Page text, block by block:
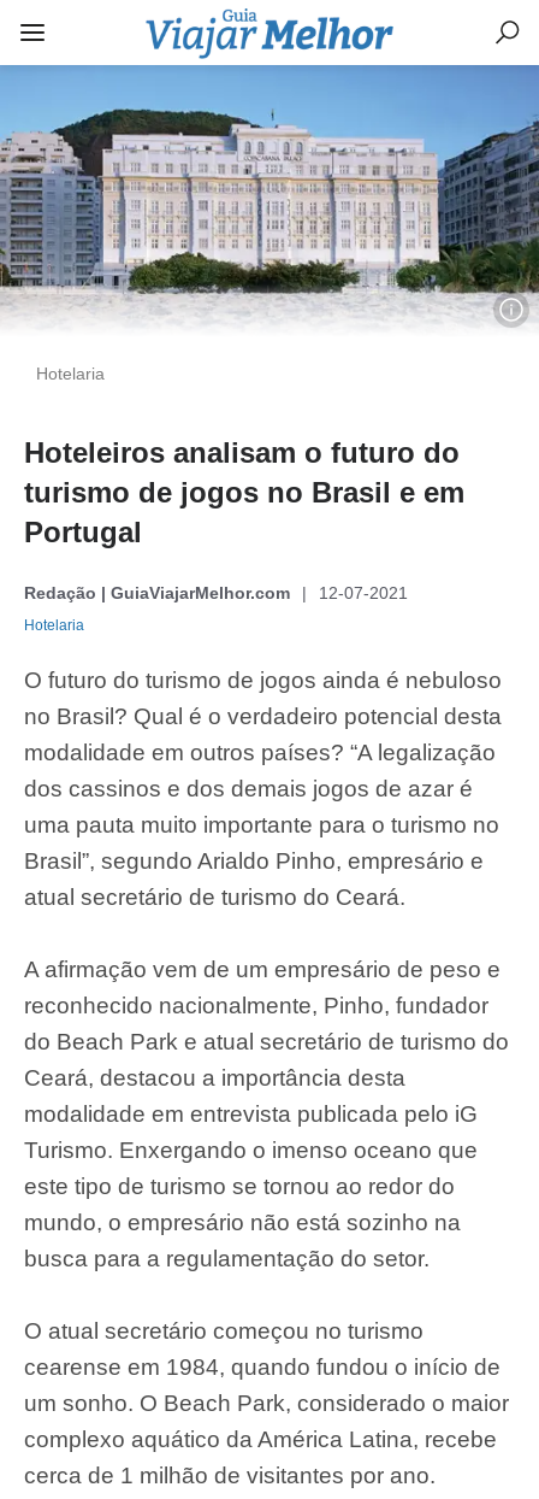
Hotelaria
Hoteleiros analisam o futuro do
turismo de jogos no Brasil e em
Portugal
Redação | GuiaViajarMelhor.com 12-07-2021
Hotelaria
O futuro do turismo de jogos ainda é nebuloso
no Brasil? Qual é o verdadeiro potencial desta
modalidade em outros países? “A legalização
dos cassinos e dos demais jogos de azar é
uma pauta muito importante para o turismo no
Brasil”, segundo Arialdo Pinho, empresário e
atual secretário de turismo do Ceará.
A afirmação vem de um empresário de peso e
reconhecido nacionalmente, Pinho, fundador
do Beach Park e atual secretário de turismo do
Ceará, destacou a importância desta
modalidade em entrevista publicada pelo iG
Turismo. Enxergando o imenso oceano que
este tipo de turismo se tornou ao redor do
mundo, o empresário não está sozinho na
busca para a regulamentação do setor.
O atual secretário começou no turismo
cearense em 1984, quando fundou o início de
um sonho. O Beach Park, considerado o maior
complexo aquático da América Latina, recebe
cerca de 1 milhão de visitantes por ano.